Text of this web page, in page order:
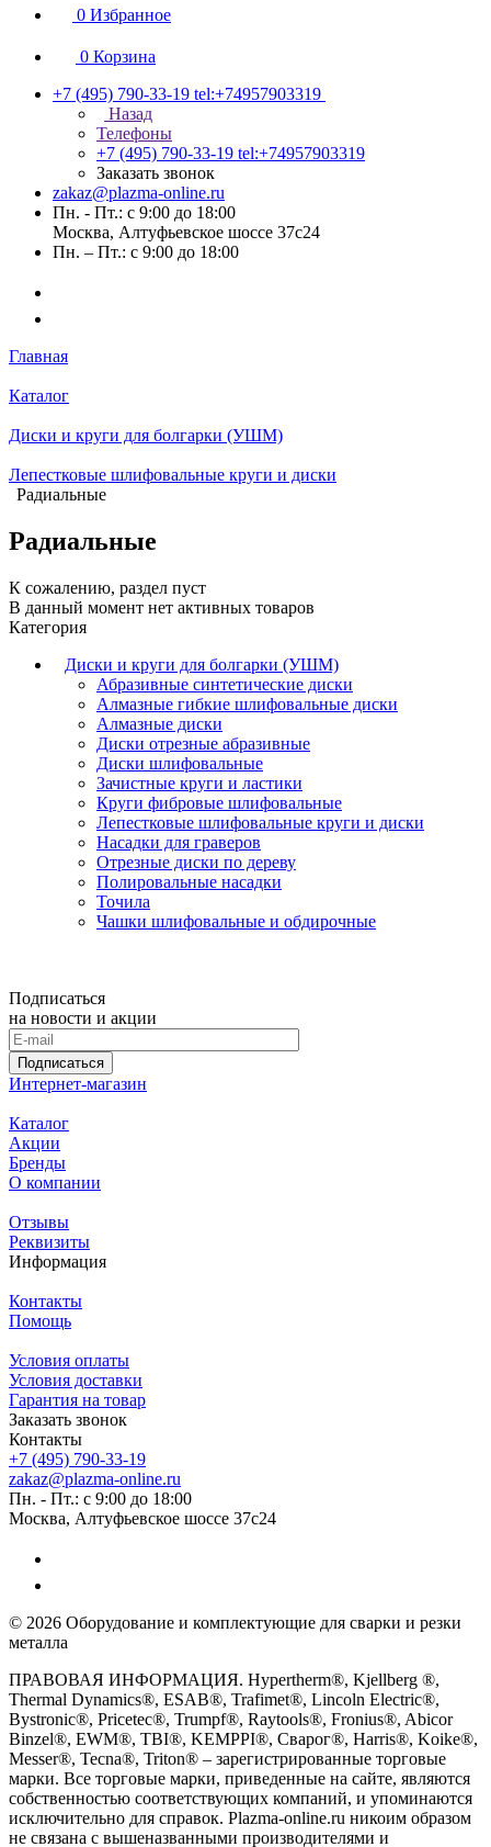
0 Избранное
0 Корзина
+7 (495) 790-33-19 tel:+74957903319
Назад
Телефоны
+7 (495) 790-33-19 tel:+74957903319
Заказать звонок
zakaz@plazma-online.ru
Пн. - Пт.: с 9:00 до 18:00
Москва, Алтуфьевское шоссе 37с24
Пн. – Пт.: с 9:00 до 18:00
Главная
Каталог
Диски и круги для болгарки (УШМ)
Лепестковые шлифовальные круги и диски
Радиальные
Радиальные
К сожалению, раздел пуст
В данный момент нет активных товаров
Категория
Диски и круги для болгарки (УШМ)
Абразивные синтетические диски
Алмазные гибкие шлифовальные диски
Алмазные диски
Диски отрезные абразивные
Диски шлифовальные
Зачистные круги и ластики
Круги фибровые шлифовальные
Лепестковые шлифовальные круги и диски
Насадки для граверов
Отрезные диски по дереву
Полировальные насадки
Точила
Чашки шлифовальные и обдирочные
Подписаться
на новости и акции
Подписаться
Интернет-магазин
Каталог
Акции
Бренды
О компании
Отзывы
Реквизиты
Информация
Контакты
Помощь
Условия оплаты
Условия доставки
Гарантия на товар
Заказать звонок
Контакты
+7 (495) 790-33-19
zakaz@plazma-online.ru
Пн. - Пт.: с 9:00 до 18:00
Москва, Алтуфьевское шоссе 37с24
© 2026 Оборудование и комплектующие для сварки и резки
металла
ПРАВОВАЯ ИНФОРМАЦИЯ. Hypertherm®, Kjellberg ®,
Thermal Dynamics®, ESAB®, Trafimet®, Lincoln Electric®,
Bystronic®, Pricetec®, Trumpf®, Raytools®, Fronius®, Abicor
Binzel®, EWM®, TBI®, KEMPPI®, Сварог®, Harris®, Koike®,
Messer®, Tecna®, Triton® – зарегистрированные торговые
марки. Все торговые марки, приведенные на сайте, являются
собственностью соответствующих компаний, и упоминаются
исключительно для справок. Plazma-online.ru никоим образом
не связана с вышеназванными производителями и